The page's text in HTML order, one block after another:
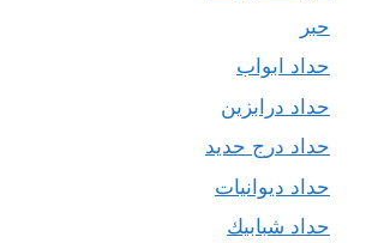
حبر
حداد ابواب
حداد درابزين
حداد درج حديد
حداد ديوانيات
حداد شبابيك